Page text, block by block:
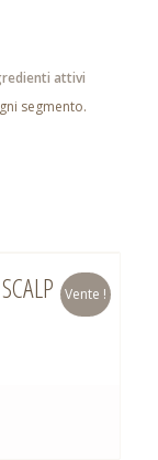
attivi
segmento.
Vente !